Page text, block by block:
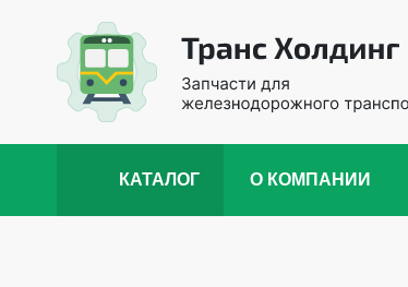
КАТАЛОГ О КОМПАНИИ